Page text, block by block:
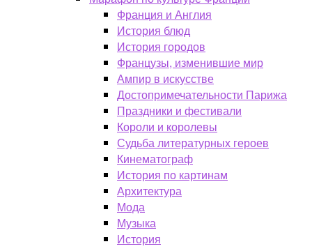
Франция и Англия
История блюд
История городов
Французы, изменившие мир
Ампир в искусстве
Достопримечательности Парижа
Праздники и фестивали
Короли и королевы
Судьба литературных героев
Кинематограф
История по картинам
Архитектура
Мода
Музыка
История